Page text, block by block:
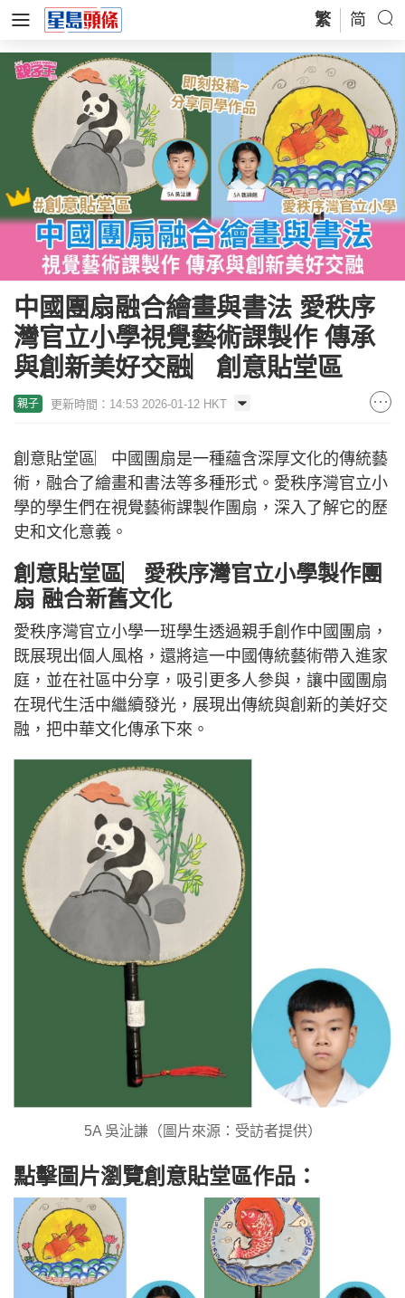
繁 简
中國團扇融合繪畫與書法 愛秩序
灣官立小學視覺藝術課製作 傳承
與創新美好交融︳創意貼堂區
親子 更新時間：14:53 2026-01-12 HKT
創意貼堂區︳中國團扇是一種蘊含深厚文化的傳統藝
術，融合了繪畫和書法等多種形式。愛秩序灣官立小
學的學生們在視覺藝術課製作團扇，深入了解它的歷
史和文化意義。
創意貼堂區︳愛秩序灣官立小學製作團
扇 融合新舊文化
愛秩序灣官立小學一班學生透過親手創作中國團扇，
既展現出個人風格，還將這一中國傳統藝術帶入進家
庭，並在社區中分享，吸引更多人參與，讓中國團扇
在現代生活中繼續發光，展現出傳統與創新的美好交
融，把中華文化傳承下來。
5A 吳沚謙（圖片來源：受訪者提供）
點擊圖片瀏覽創意貼堂區作品：